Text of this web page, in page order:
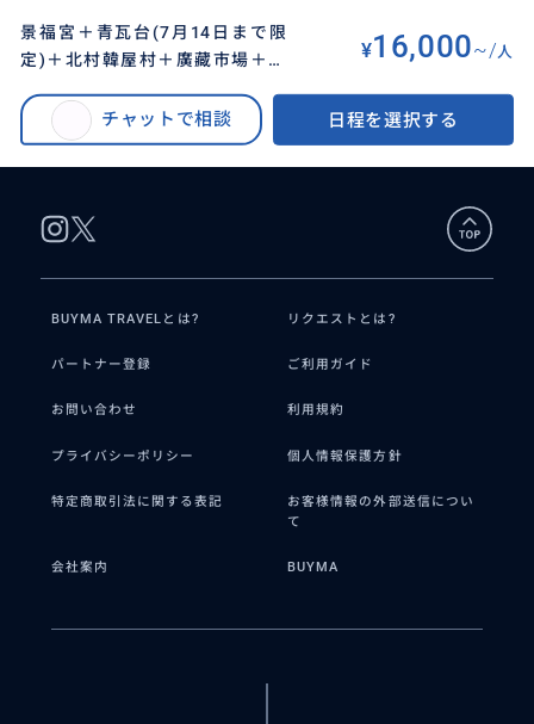
景福宮＋青瓦台(7月14日まで限
定)＋北村韓屋村＋廣藏市場＋ソ
¥16,000~/人
チャットで相談 日程を選択する
景福宮＋青瓦台(7月14日まで限定)＋北村韓屋村＋廣藏市場＋ソウルスカイ展
望台＋益善洞
BUYMA TRAVELとは? リクエストとは?
パートナー登録 ご利用ガイド
お問い合わせ 利用規約
プライバシーポリシー 個人情報保護方針
特定商取引法に関する表記
お客様情報の外部送信につい
て
会社案内 BUYMA